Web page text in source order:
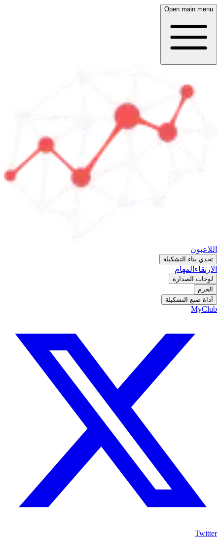
Open main menu
اللاعبون
تحدي بناء التشكيلة
الارتقاء المهام
لوحات الصدارة
الحزم
أداة صنع التشكيلة
MyClub
Twitter